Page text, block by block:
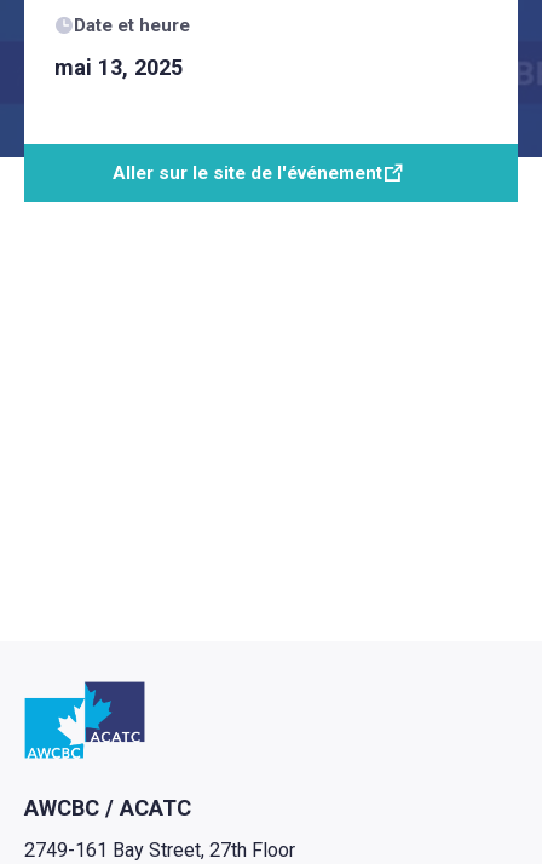
Date et heure
mai 13, 2025
Aller sur le site de l'événement
Retour à l'Accueil
AWCBC / ACATC
2749-161 Bay Street, 27th Floor